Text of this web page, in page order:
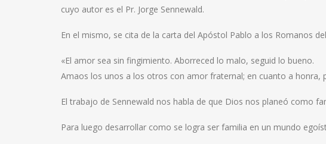
cuyo autor es el Pr. Jorge Sennewald.
En el mismo, se cita de la carta del Apóstol Pablo a los Romanos
«El amor sea sin fingimiento. Aborreced lo malo, seguid lo bueno.
Amaos los unos a los otros con amor fraternal; en cuanto a honra,
El trabajo de Sennewald nos habla de que Dios nos planeó como
Para luego desarrollar como se logra ser familia en un mundo